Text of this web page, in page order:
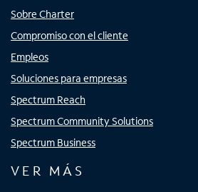
Sobre Charter
Compromiso con el cliente
Empleos
Soluciones para empresas
Spectrum Reach
Spectrum Community Solutions
Spectrum Business
VER MÁS